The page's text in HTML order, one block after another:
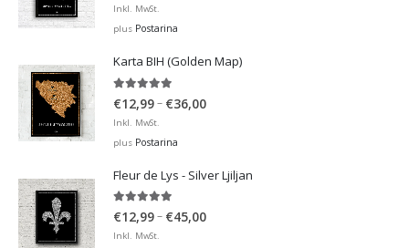
€36,00
Inkl. MwSt.
plus Postarina
Karta BIH (Golden Map)
4.93out of 5
€12,99– €36,00Price
€36,00
Inkl. MwSt.
plus Postarina
Fleur de Lys - Silver Ljiljan
4.88out of 5
€12,99– €45,00Price
Inkl. MwSt.